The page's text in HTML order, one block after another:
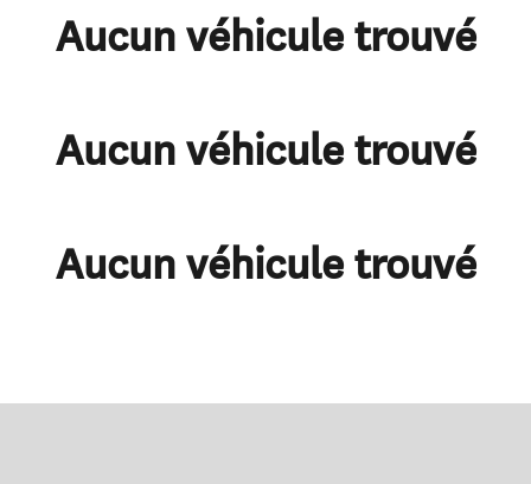
Aucun véhicule trouvé
Aucun véhicule trouvé
Aucun véhicule trouvé